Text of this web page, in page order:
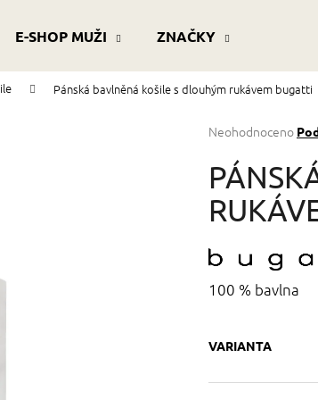
E-SHOP MUŽI ZNAČKY
Pánská bavlněná košile s dlouhým rukávem bugatti
Průměrné
produktu
je
0,0
hvězdiček.
Neohodnoceno
100 % bavlna
VARIANTA
Co potřebujete najít?
HLEDAT